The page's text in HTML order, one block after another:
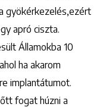
gyökérkezelés,ezért
apró ciszta.
Államokba 10
ha akarom
implantátumot.
fogat húzni a